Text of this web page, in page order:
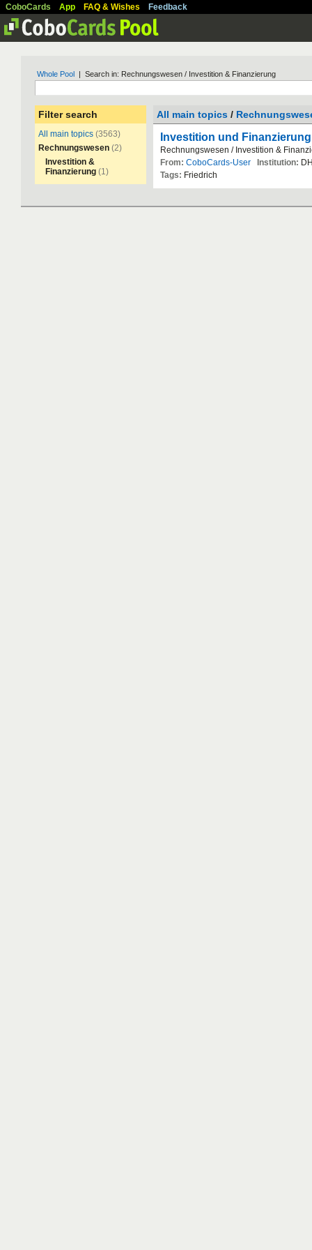
CoboCards App FAQ & Wishes Feedback
Whole Pool | Search in: Rechnungswesen / Investition & Finanzierung
Filter search
All main topics (3563)
Rechnungswesen (2)
Investition &
Finanzierung (1)
All main topics /
Investition und Finanzierung
Rechnungswesen / Investition &
From: CoboCards-User Institution:
Tags: Friedrich